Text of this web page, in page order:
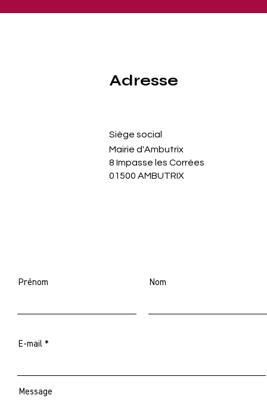
Adresse
Siège social
Mairie d'Ambutrix
8 Impasse les Corrées
01500 AMBUTRIX
Prénom Nom
E-mail
Message